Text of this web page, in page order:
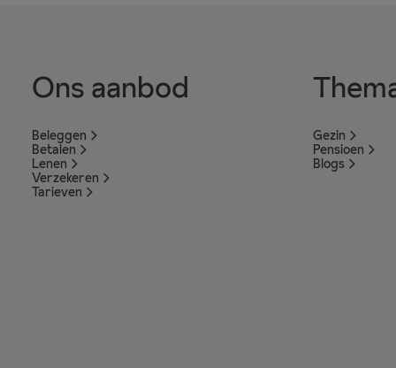
Ons aanbod
Beleggen
Betalen
Lenen
Verzekeren
Tarieven
Gezin
Pensioen
Blogs